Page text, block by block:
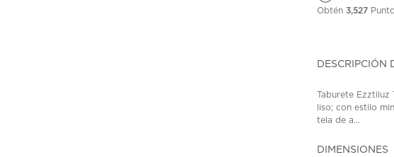
Obtén3,527
DESCRIPCIÓN
Taburete Ezztiluz
liso; con estilo
tela de a...
DIMENSIONES